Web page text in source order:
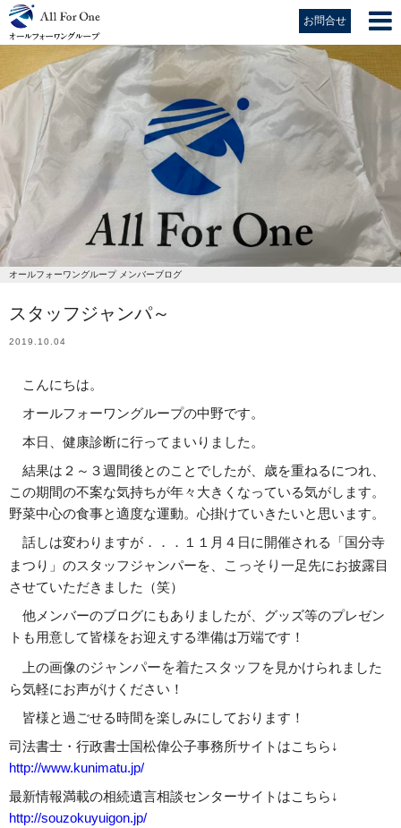
お問合せ
オールフォーワングループ メンバーブログ
スタッフジャンパ～
2019.10.04
こんにちは。
オールフォーワングループの中野です。
本日、健康診断に行ってまいりました。
結果は２～３週間後とのことでしたが、歳を重ねるにつれ、
この期間の不案な気持ちが年々大きくなっている気がします。
野菜中心の食事と適度な運動。心掛けていきたいと思います。
話しは変わりますが．．．１１月４日に開催される「国分寺
まつり」のスタッフジャンパーを、
こっそり 一足先にお披露目
させていただきました（笑）
他メンバーのブログにもありましたが、グッズ等のプレゼン
トも用意して皆様をお迎えする準備は万端です！
上の画像のジャンパーを着たスタッフ を見かけられました
ら気軽にお声がけください！
皆様と過ごせる時間を楽しみにしております！
司法書士・行政書士国松偉公子事務所サイトはこちら↓
http://www.kunimatu.jp/
最新情報満載の相続遺言相談センターサイトはこちら↓
http://souzokuyuigon.jp/